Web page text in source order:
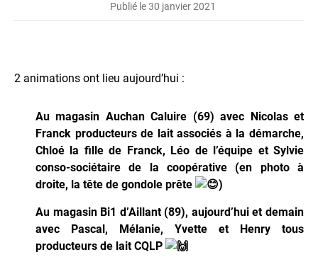
Publié le 30 janvier 2021
2 animations ont lieu aujourd’hui :
Au magasin Auchan Caluire (69) avec Nicolas et
Franck producteurs de lait associés à la démarche,
Chloé la fille de Franck, Léo de l’équipe et Sylvie
conso-sociétaire de la coopérative (en photo à
droite, la tête de gondole prête
)
Au magasin Bi1 d’Aillant (89), aujourd’hui et demain
avec Pascal, Mélanie, Yvette et Henry tous
producteurs de lait CQLP